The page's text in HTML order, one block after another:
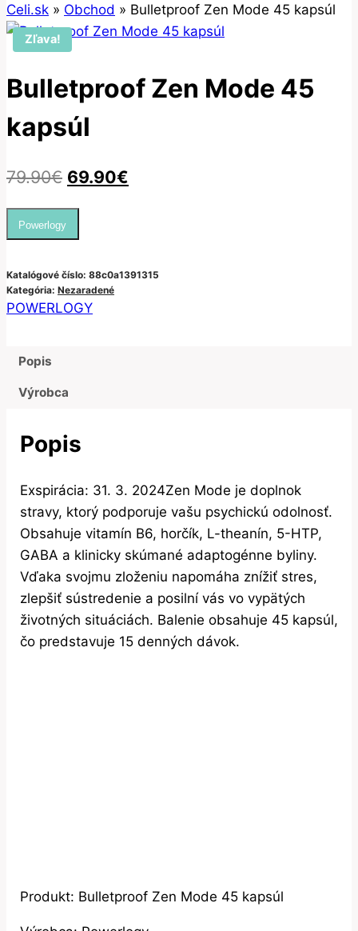
Celi.sk » Obchod » Bulletproof Zen Mode 45 kapsúl
Zľava!
Bulletproof Zen Mode 45
kapsúl
79.90€ Pôvodná
cena
69.90€
Powerlogy
Katalógové číslo: 88c0a1391315
Kategória: Nezaradené
POWERLOGY
Popis
Výrobca
Popis
Exspirácia: 31. 3. 2024Zen Mode je doplnok
stravy, ktorý podporuje vašu psychickú odolnosť.
Obsahuje vitamín B6, horčík, L-theanín, 5-HTP,
GABA a klinicky skúmané adaptogénne byliny.
Vďaka svojmu zloženiu napomáha znížiť stres,
zlepšiť sústredenie a posilní vás vo vypätých
životných situáciách. Balenie obsahuje 45 kapsúl,
čo predstavuje 15 denných dávok.
Produkt: Bulletproof Zen Mode 45 kapsúl